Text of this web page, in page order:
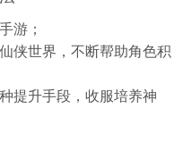
游；
侠世界，不断帮助角色积
提升手段，收服培养神